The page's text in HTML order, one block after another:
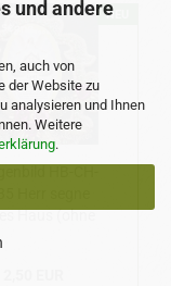
und andere
auch von
der Website zu
analysieren und Ihnen
Weitere
.
NEU
Herr segne
Haus (ohne
40x55mm